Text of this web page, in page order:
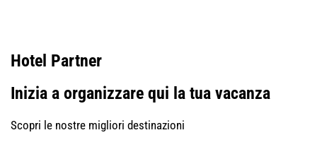
Hotel Partner
Inizia a organizzare qui la tua vacanza
Scopri le nostre migliori destinazioni